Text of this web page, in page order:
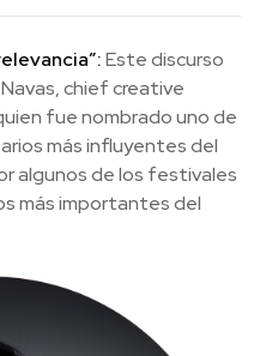
Este discurso
chief creative
fue nombrado uno de
más influyentes del
algunos de los festivales
más importantes del